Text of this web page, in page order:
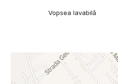
Vopsea lavabilă